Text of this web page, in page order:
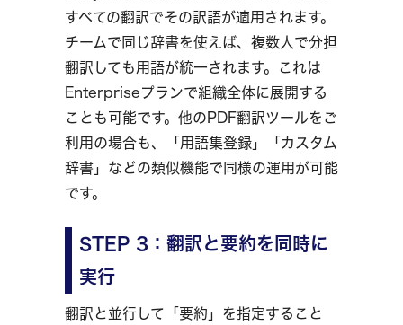
すべての翻訳でその訳語が適用されます。
チームで同じ辞書を使えば、複数人で分担
翻訳しても用語が統一されます。これは
Enterpriseプランで組織全体に展開する
ことも可能です。他のPDF翻訳ツールをご
利用の場合も、「用語集登録」「カスタム
辞書」などの類似機能で同様の運用が可能
です。
STEP 3：翻訳と要約を同時に
実行
翻訳と並行して「要約」を指定すること